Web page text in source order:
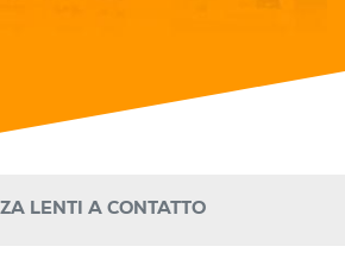
LENTI A CONTATTO